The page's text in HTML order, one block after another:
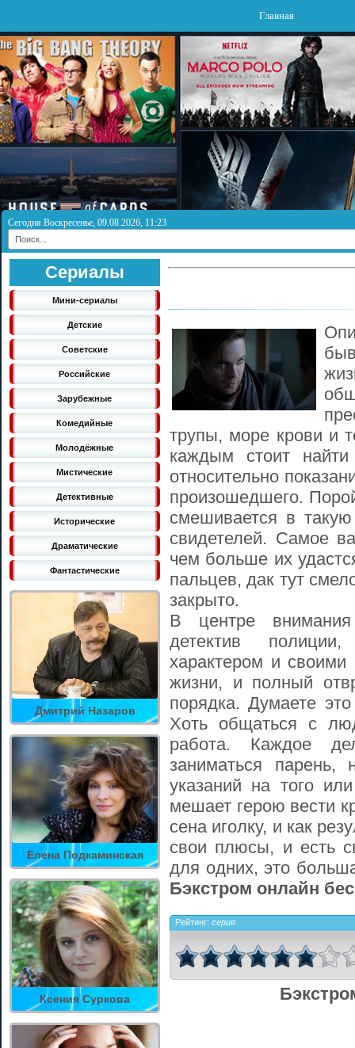
Главная
Сегодня Воскресенье, 09.08.2026, 11:23
Сериалы
Мини-сериалы
Детские
Советские
Российские
Зарубежные
Комедийные
Молодёжные
Мистические
Детективные
Исторические
Драматические
Фантастические
Дмитрий Назаров
Елена Подкаминская
Ксения Суркова
трупы, море крови и
каждым стоит
относительно
произошедшего.
смешивается в
свидетелей. Самое
чем больше их
пальцев, дак тут
закрыто.
В центре внимания
детектив
характером и
жизни, и полный
порядка. Думаете
Хоть общаться с
работа. Каждое
заниматься
указаний на того
мешает герою вести
сена иголку, и как
свои плюсы, и есть
для одних, это
Бэкстром онлайн
Рейтинг: серия